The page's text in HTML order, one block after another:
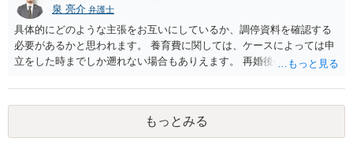
泉 亮介 弁護士
具体的にどのような主張をお互いにしているか、調停資料を確認する
必要があるかと思われます。 養育費に関しては、ケースによっては申
立をした時までしか遡れない場合もありえます。 再婚後の相手方の行
養育費に関するやりとり等があればそちらについても確認する必要が
あるでしょう。 公開相談の場での回答よりも個別に弁護士にご相談さ
れることをお勧めいたします。もっとみる